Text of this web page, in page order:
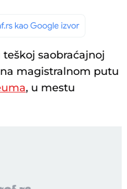
saobraćajnoj
magistralnom putu
, u mestu